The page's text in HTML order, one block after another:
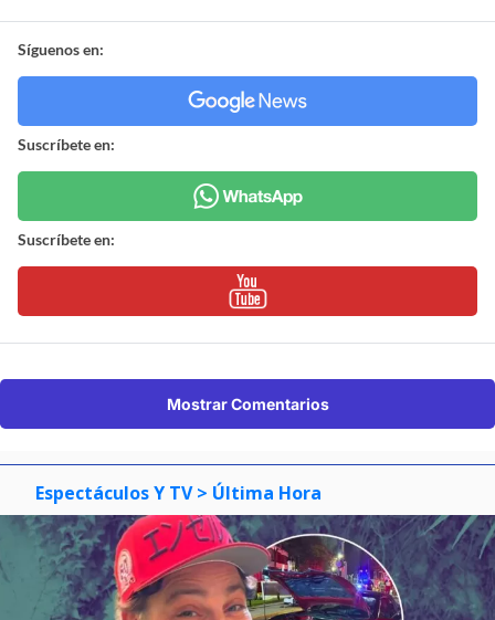
Síguenos en:
Suscríbete en:
Suscríbete en:
Mostrar Comentarios
Espectáculos Y TV > Última Hora